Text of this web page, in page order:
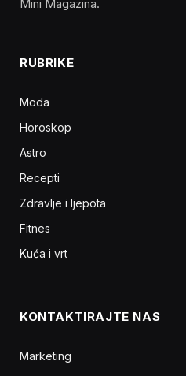
Mini Magazina.
RUBRIKE
Moda
Horoskop
Astro
Recepti
Zdravlje i ljepota
Fitnes
Kuća i vrt
KONTAKTIRAJTE NAS
Marketing